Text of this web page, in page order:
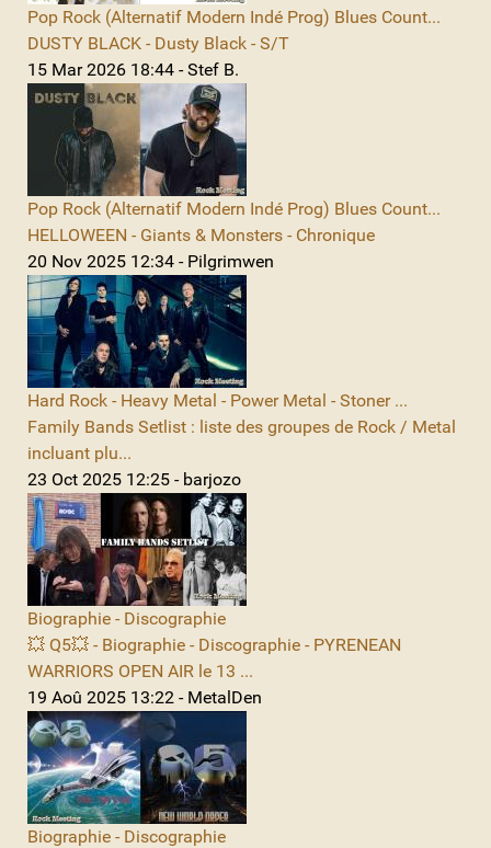
Pop Rock (Alternatif Modern Indé Prog) Blues Count...
DUSTY BLACK - Dusty Black - S/T
15 Mar 2026 18:44 - Stef B.
Pop Rock (Alternatif Modern Indé Prog) Blues Count...
HELLOWEEN - Giants & Monsters - Chronique
20 Nov 2025 12:34 - Pilgrimwen
Hard Rock - Heavy Metal - Power Metal - Stoner ...
Family Bands Setlist : liste des groupes de Rock / Metal
incluant plu...
23 Oct 2025 12:25 - barjozo
Biographie - Discographie
💥 Q5💥 - Biographie - Discographie - PYRENEAN
WARRIORS OPEN AIR le 13 ...
19 Aoû 2025 13:22 - MetalDen
Biographie - Discographie